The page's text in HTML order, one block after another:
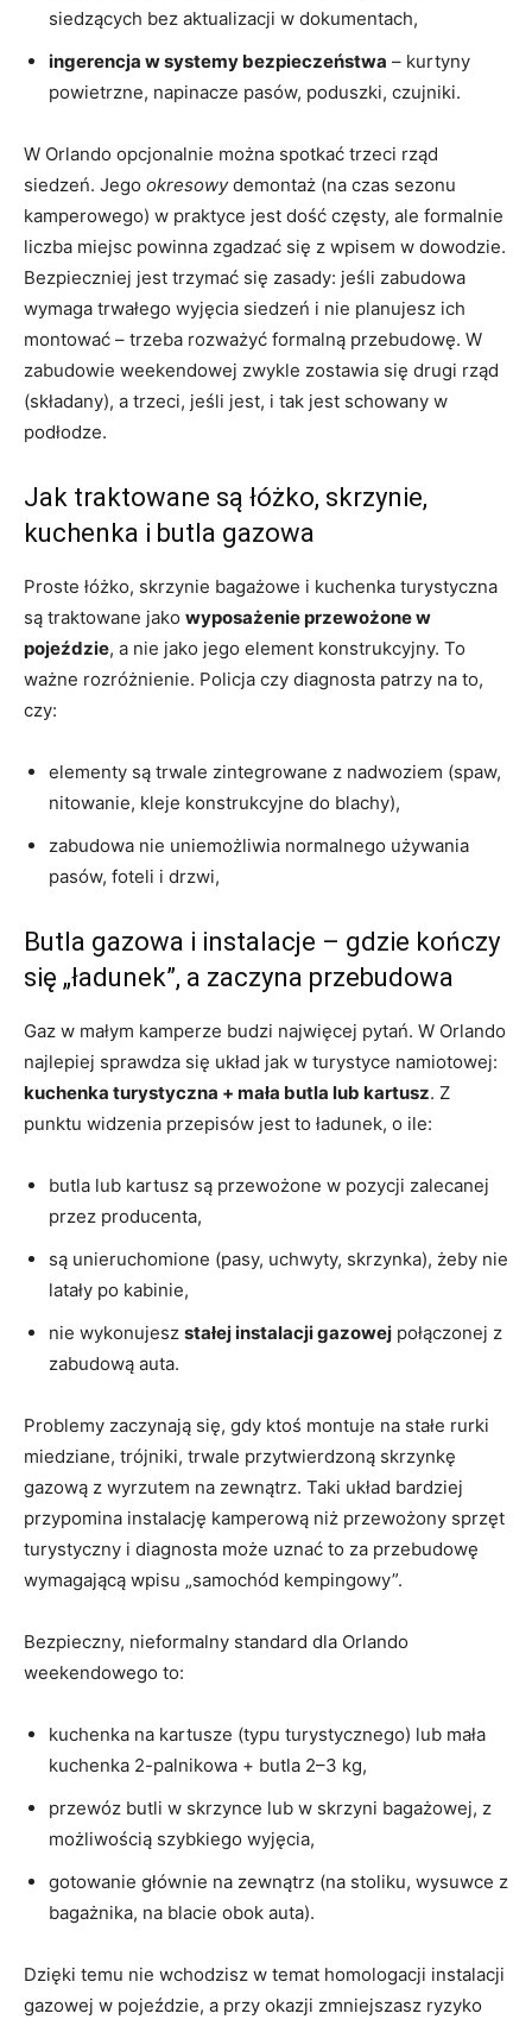
siedzących bez aktualizacji w dokumentach,
ingerencja w systemy bezpieczeństwa – kurtyny
powietrzne, napinacze pasów, poduszki, czujniki.
W Orlando opcjonalnie można spotkać trzeci rząd
siedzeń. Jego okresowydemontaż (na czas sezonu
kamperowego) w praktyce jest dość częsty, ale formalnie
liczba miejsc powinna zgadzać się z wpisem w dowodzie.
Bezpieczniej jest trzymać się zasady: jeśli zabudowa
wymaga trwałego wyjęcia siedzeń i nie planujesz ich
montować – trzeba rozważyć formalną przebudowę. W
zabudowie weekendowej zwykle zostawia się drugi rząd
(składany), a trzeci, jeśli jest, i tak jest schowany w
podłodze.
Jak traktowane są łóżko, skrzynie,
kuchenka i butla gazowa
Proste łóżko, skrzynie bagażowe i kuchenka turystyczna
są traktowane jako wyposażenie przewożone w
pojeździe, a nie jako jego element konstrukcyjny. To
ważne rozróżnienie. Policja czy diagnosta patrzy na to,
czy:
elementy są trwale zintegrowane z nadwoziem (spaw,
nitowanie, kleje konstrukcyjne do blachy),
zabudowa nie uniemożliwia normalnego używania
pasów, foteli i drzwi,
Butla gazowa i instalacje – gdzie kończy
się „ładunek”, a zaczyna przebudowa
Gaz w małym kamperze budzi najwięcej pytań. W Orlando
najlepiej sprawdza się układ jak w turystyce namiotowej:
kuchenka turystyczna + mała butla lub kartusz. Z
punktu widzenia przepisów jest to ładunek, o ile:
butla lub kartusz są przewożone w pozycji zalecanej
przez producenta,
są unieruchomione (pasy, uchwyty, skrzynka), żeby nie
latały po kabinie,
nie wykonujesz stałej instalacji gazowej połączonej z
zabudową auta.
Problemy zaczynają się, gdy ktoś montuje na stałe rurki
miedziane, trójniki, trwale przytwierdzoną skrzynkę
gazową z wyrzutem na zewnątrz. Taki układ bardziej
przypomina instalację kamperową niż przewożony sprzęt
turystyczny i diagnosta może uznać to za przebudowę
wymagającą wpisu „samochód kempingowy”.
Bezpieczny, nieformalny standard dla Orlando
weekendowego to:
kuchenka na kartusze (typu turystycznego) lub mała
kuchenka 2-palnikowa + butla 2–3 kg,
przewóz butli w skrzynce lub w skrzyni bagażowej, z
możliwością szybkiego wyjęcia,
gotowanie głównie na zewnątrz (na stoliku, wysuwce z
bagażnika, na blacie obok auta).
Dzięki temu nie wchodzisz w temat homologacji instalacji
gazowej w pojeździe, a przy okazji zmniejszasz ryzyko